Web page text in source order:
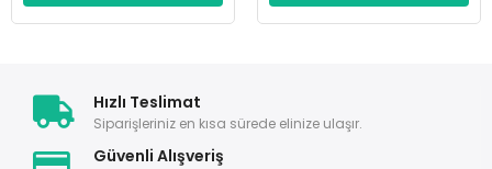
Hızlı Teslimat
Siparişleriniz en kısa sürede elinize ulaşır.
Güvenli Alışveriş